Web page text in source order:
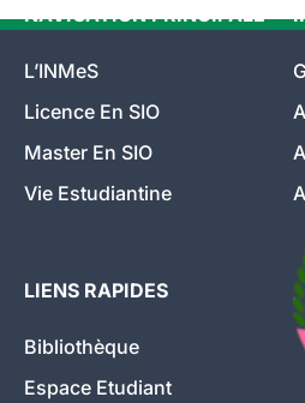
NAVIGATION PRINCIPALE
L’INMeS
Licence En SIO
Master En SIO
Vie Estudiantine
LIENS RAPIDES
Bibliothèque
Espace Etudiant